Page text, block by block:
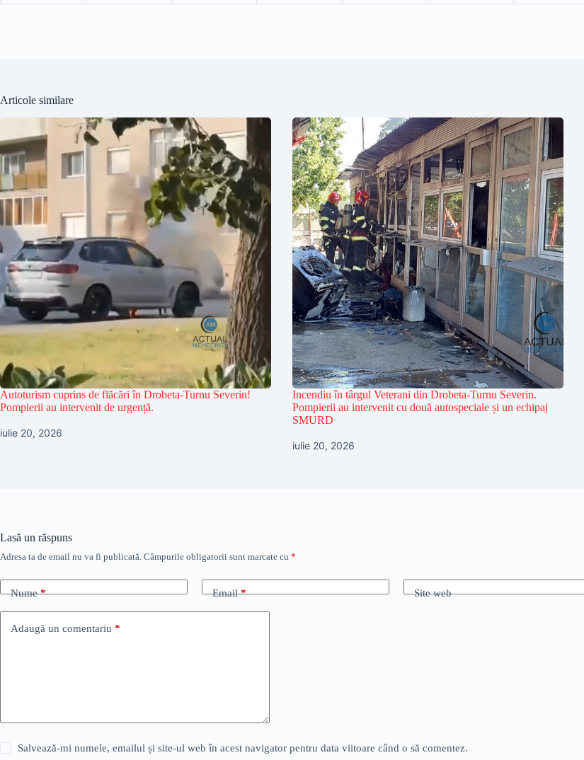
Articole similare
Autoturism cuprins de flăcări în Drobeta-Turnu Severin!
Pompierii au intervenit de urgență.
iulie 20, 2026
Incendiu în târgul Veterani din Drobeta-Turnu Severin.
Pompierii au intervenit cu două autospeciale și un echipaj
SMURD
iulie 20, 2026
Lasă un răspuns
Adresa ta de email nu va fi publicată. Câmpurile obligatorii sunt marcate cu *
Nume* Email* Site web
Adaugă un comentariu *
Salvează-mi numele, emailul și site-ul web în acest navigator pentru data viitoare când o să comentez.